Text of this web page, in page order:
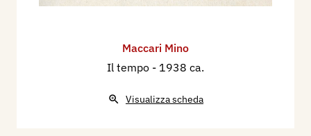
Maccari Mino
Il tempo - 1938 ca.
Visualizza scheda